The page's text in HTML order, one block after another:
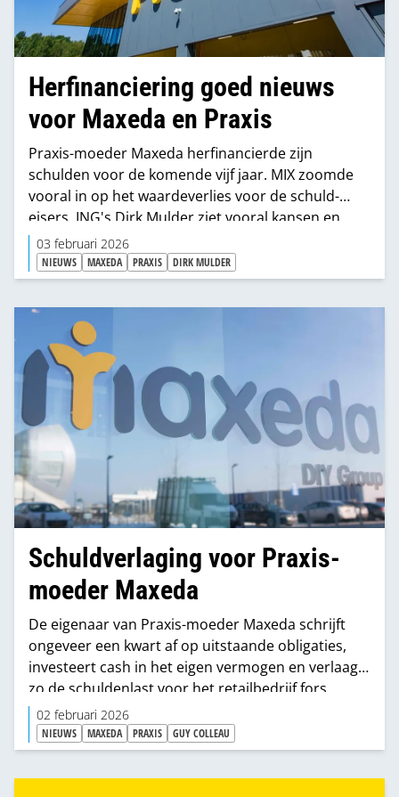
Herfinanciering goed nieuws
voor Maxeda en Praxis
Praxis-moeder Maxeda herfinancierde zijn
schulden voor de komende vijf jaar. MIX zoomde
vooral in op het waardeverlies voor de schuld-
eisers, ING's Dirk Mulder ziet vooral kansen en
beschouwt het als goed nieuws.
03 februari 2026
NIEUWS MAXEDA PRAXIS DIRK MULDER
Schuldverlaging voor Praxis-
moeder Maxeda
De eigenaar van Praxis-moeder Maxeda schrijft
ongeveer een kwart af op uitstaande obligaties,
investeert cash in het eigen vermogen en verlaagt
zo de schuldenlast voor het retailbedrijf fors.
02 februari 2026
NIEUWS MAXEDA PRAXIS GUY COLLEAU